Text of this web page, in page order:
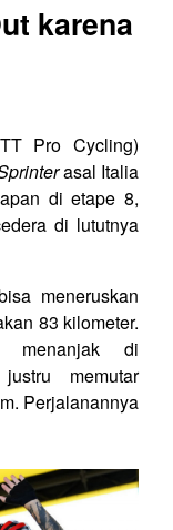
karena
Pro Cycling)
asal Italia
di etape 8,
di lututnya
meneruskan
83 kilometer.
menanjak di
memutar
Perjalanannya